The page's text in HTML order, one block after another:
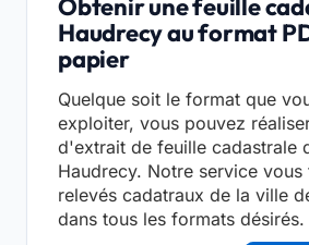
Obtenir une feuille
Haudrecy au format
papier
Quelque soit le format que
exploiter, vous pouvez
d'extrait de feuille cadastrale
Haudrecy. Notre service
relevés cadatraux de la ville
dans tous les formats désirés.